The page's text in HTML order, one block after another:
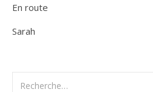
En route
Sarah